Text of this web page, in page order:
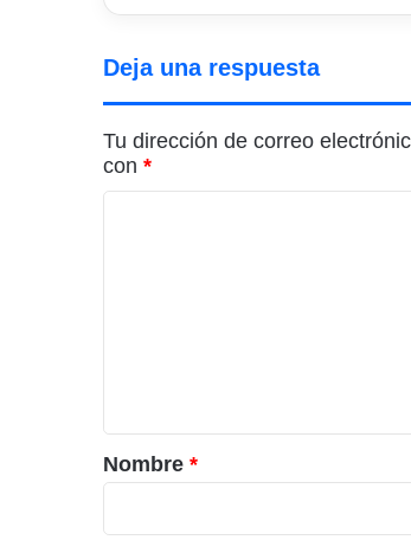
disfrutar
buena
salud
Deja una respuesta
Tu dirección de correo
con *
r
i
o
Nombre *